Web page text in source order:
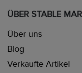
ÜBER STABLE
Über uns
Blog
Verkaufte Artikel